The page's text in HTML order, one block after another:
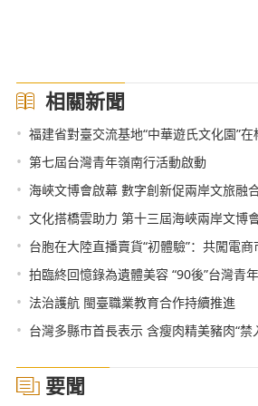
相關新聞
• 福建省對臺交流基地“中華遊氏文化園”
• 第七屆台灣青年嶺南行活動啟動
• 海峽文博會啟幕 數字創新促兩岸文旅融
• 文化搭橋雲助力 第十三屆海峽兩岸文博
• 台胞在大陸直播賣貨“初體驗”：共闖電商
• 拍臨終回憶錄為遺體美容 “90後”台灣青
• 法治護航 閩臺職業教育合作持續推進
• 台灣多縣市首長表示 含瘦肉精美豬肉“禁
要聞